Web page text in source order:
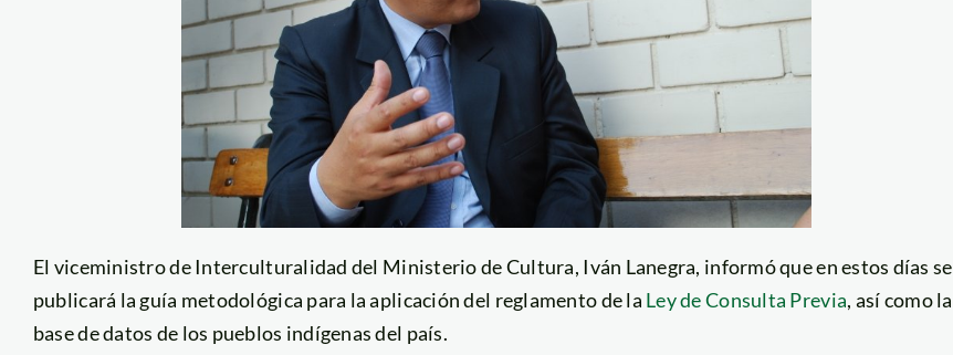
El viceministro de Interculturalidad del Ministerio de Cultura, Iván Lanegra, informó que en estos días se
publicará la guía metodológica para la aplicación del reglamento de la Ley de Consulta Previa, así como la
base de datos de los pueblos indígenas del país.